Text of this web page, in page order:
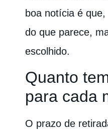
boa notícia é
do que parece,
escolhido.
Quanto
para cada
O prazo de